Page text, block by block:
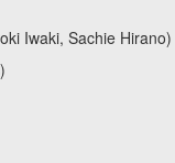
Iwaki, Sachie Hirano)